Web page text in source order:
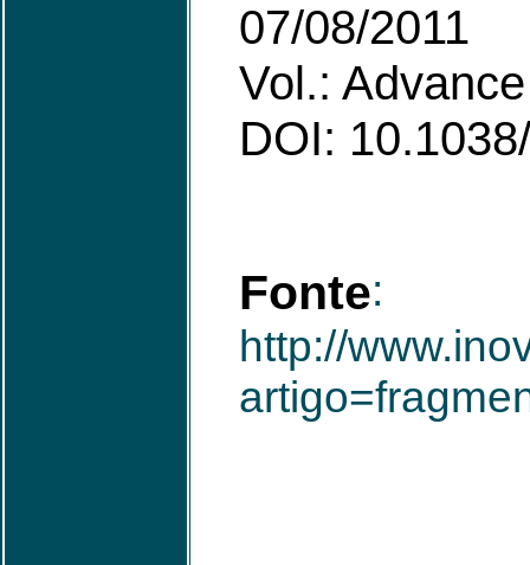
07/08/2011
Vol.:
DOI:
Fonte:
http://